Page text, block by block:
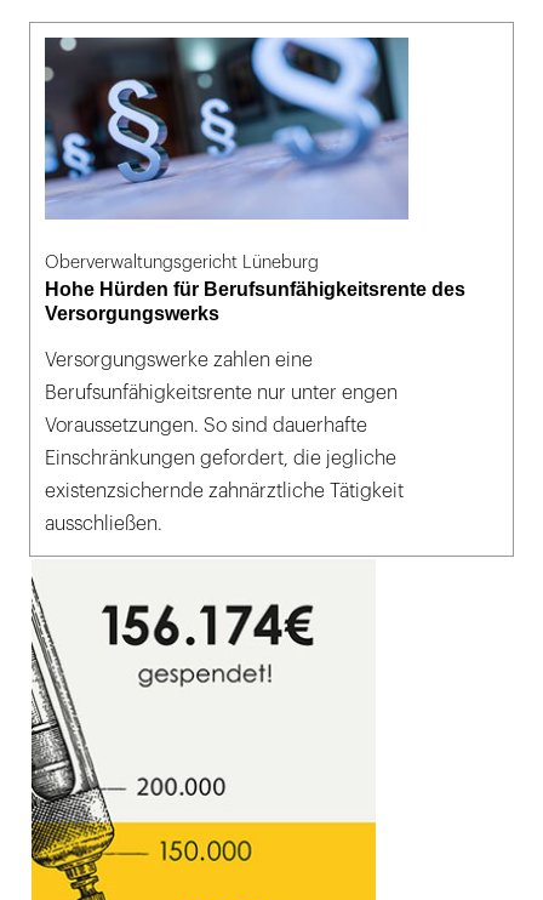
Oberverwaltungsgericht Lüneburg
Hohe Hürden für Berufsunfähigkeitsrente des
Versorgungswerks
Versorgungswerke zahlen eine
Berufsunfähigkeitsrente nur unter engen
Voraussetzungen. So sind dauerhafte
Einschränkungen gefordert, die jegliche
existenzsichernde zahnärztliche Tätigkeit
ausschließen.